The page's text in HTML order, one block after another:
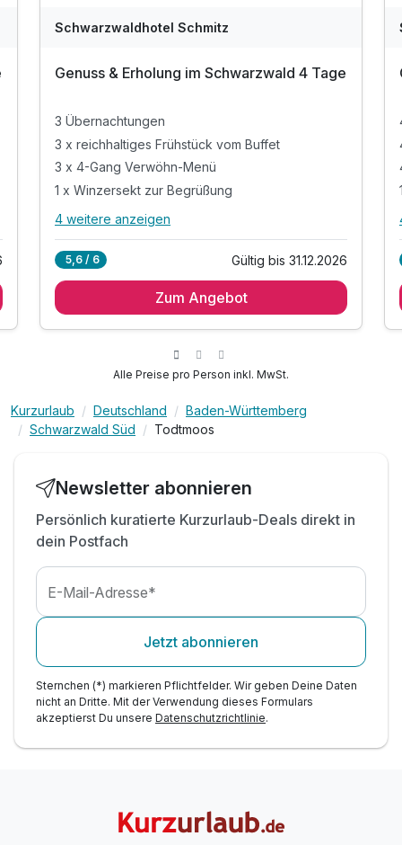
Schwarzwaldhotel Schmitz
Genuss & Erholung im Schwarzwald 4 Tage
3 Übernachtungen
3 x reichhaltiges Frühstück vom Buffet
3 x 4-Gang Verwöhn-Menü
1 x Winzersekt zur Begrüßung
Alle Inklusivleistungen
3 x reichhaltiges Frühstück vom Buffet
inkl. 1 Flasche Mineralwasser auf dem Zimmer
inkl. Entspannen in unserem Wellnessbereich
inkl. WLAN
4 weitere anzeigen
5,6 / 6 Gültig bis 31.12.2026
Zum Angebot
Alle Preise pro Person inkl. MwSt.
Kurzurlaub Deutschland
Baden-Württemberg
Schwarzwald Süd
Todtmoos
Newsletter abonnieren
Persönlich kuratierte Kurzurlaub-Deals direkt in
dein Postfach
E-Mail-Adresse*
Jetzt abonnieren
Sternchen (*) markieren Pflichtfelder. Wir geben Deine Daten
nicht an Dritte. Mit der Verwendung dieses Formulars
akzeptierst Du unsere Datenschutzrichtlinie.